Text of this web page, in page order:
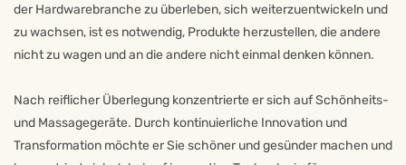
der Hardwarebranche zu überleben, sich weiterzuentwickeln und
zu wachsen, ist es notwendig, Produkte herzustellen, die andere
nicht zu wagen und an die andere nicht einmal denken können.
Nach reiflicher Überlegung konzentrierte er sich auf Schönheits-
und Massagegeräte. Durch kontinuierliche Innovation und
Transformation möchte er Sie schöner und gesünder machen und